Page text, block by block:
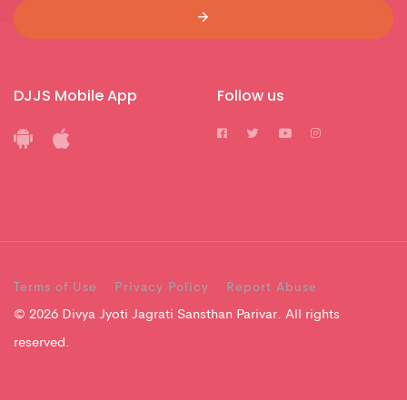
DJJS Mobile App Follow us
Terms of Use Privacy Policy Report Abuse
© 2026 Divya Jyoti Jagrati Sansthan Parivar. All rights
reserved.